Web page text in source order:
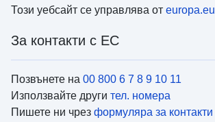
Този уебсайт се управлява от europa.eu
За контакти с ЕС
Позвънете на 00 800 6 7 8 9 10 11
Използвайте други тел. номера
Пишете ни чрез формуляра за контакти